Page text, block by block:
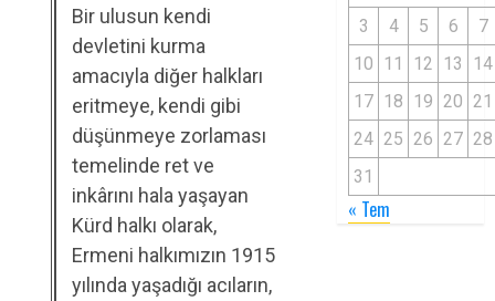
Bir ulusun kendi
devletini kurma
amacıyla diğer halkları
eritmeye, kendi gibi
düşünmeye zorlaması
temelinde ret ve
inkârını hala yaşayan
Kürd halkı olarak,
Ermeni halkımızın 1915
yılında yaşadığı acıların,
3 4 5 6
7
10 11 12 13
14
17 18 19 20 21
24 25 26 27 28
31
« Tem